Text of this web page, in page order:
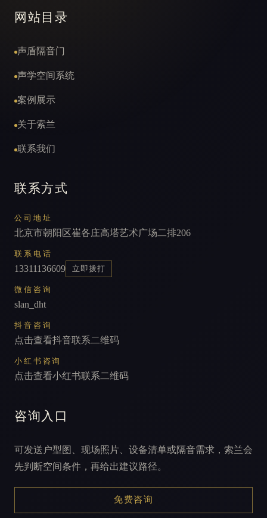
网站目录
声盾隔音门
声学空间系统
案例展示
关于索兰
联系我们
联系方式
公司地址
北京市朝阳区崔各庄高塔艺术广场二排206
联系电话
13311136609 立即拨打
微信咨询
slan_dht
抖音咨询
点击查看抖音联系二维码
小红书咨询
点击查看小红书联系二维码
咨询入口
可发送户型图、现场照片、设备清单或隔音需求，索兰会
先判断空间条件，再给出建议路径。
免费咨询